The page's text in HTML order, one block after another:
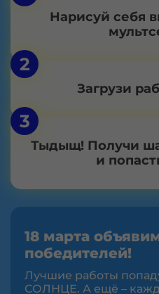
Нарисуй себя
2
Загрузи
3
Тыдыщ! Получи
и
18 марта
победителей!
Лучшие работы
СОЛНЦЕ. А ещё –